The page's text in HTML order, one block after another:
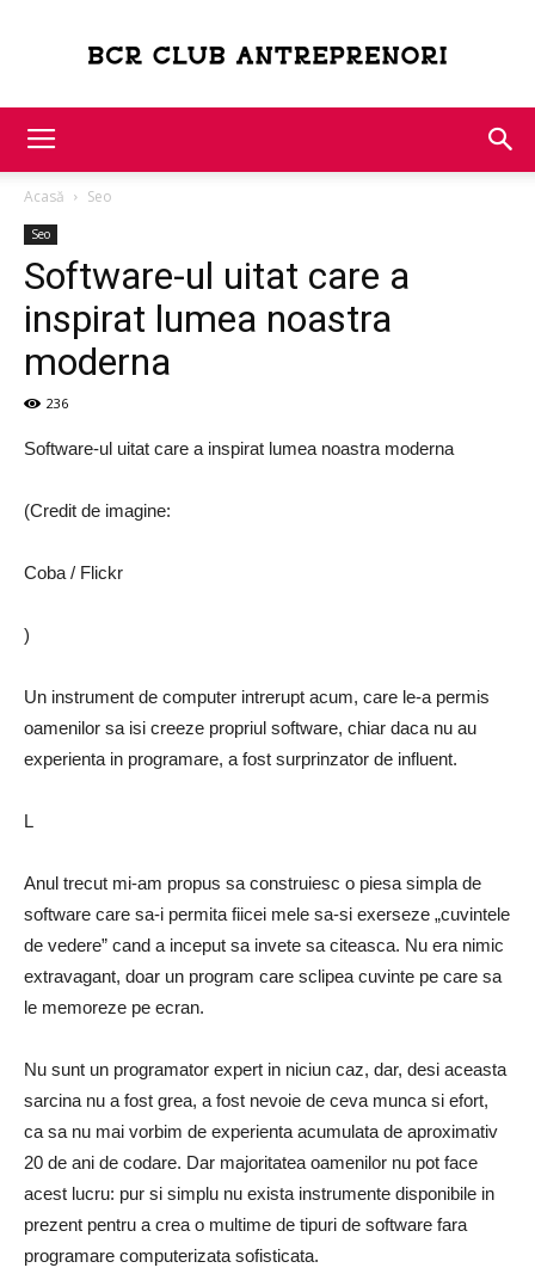
Antreprenori
Acasă Seo
Seo
Software-ul uitat care a
inspirat lumea noastra
moderna
236
Software-ul uitat care a inspirat lumea noastra moderna
(Credit de imagine:
Coba / Flickr
)
Un instrument de computer intrerupt acum, care le-a permis
oamenilor sa isi creeze propriul software, chiar daca nu au
experienta in programare, a fost surprinzator de influent.
L
Anul trecut mi-am propus sa construiesc o piesa simpla de
software care sa-i permita fiicei mele sa-si exerseze „cuvintele
de vedere” cand a inceput sa invete sa citeasca. Nu era nimic
extravagant, doar un program care sclipea cuvinte pe care sa
le memoreze pe ecran.
Nu sunt un programator expert in niciun caz, dar, desi aceasta
sarcina nu a fost grea, a fost nevoie de ceva munca si efort,
ca sa nu mai vorbim de experienta acumulata de aproximativ
20 de ani de codare. Dar majoritatea oamenilor nu pot face
acest lucru: pur si simplu nu exista instrumente disponibile in
prezent pentru a crea o multime de tipuri de software fara
programare computerizata sofisticata.